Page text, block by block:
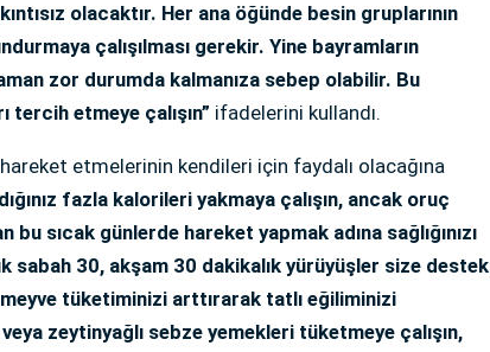
olacaktır. Her ana öğünde besin gruplarının
çalışılması gerekir. Yine bayramların
zor durumda kalmanıza sebep olabilir. Bu
tercih etmeye çalışın” ifadelerini kullandı.
etmelerinin kendileri için faydalı olacağına
fazla kalorileri yakmaya çalışın, ancak oruç
sıcak günlerde hareket yapmak adına sağlığınızı
sabah 30, akşam 30 dakikalık yürüyüşler size destek
tüketiminizi arttırarak tatlı eğiliminizi
zeytinyağlı sebze yemekleri tüketmeye çalışın,